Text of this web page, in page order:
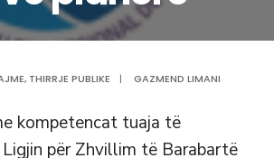
, THIRRJE PUBLIKE | GAZMEND LIMANI
kompetencat tuaja të
për Zhvillim të Barabartë